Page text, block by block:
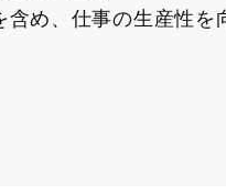
め、仕事の生産性